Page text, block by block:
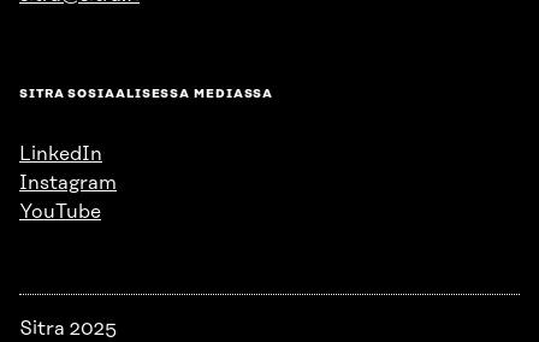
SITRA SOSIAALISESSA MEDIASSA
LinkedIn
Instagram
YouTube
Sitra 2025